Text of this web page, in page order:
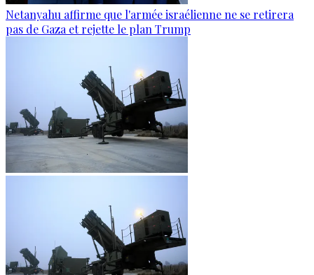
Netanyahu affirme que l'armée israélienne ne se retirera
pas de Gaza et rejette le plan Trump